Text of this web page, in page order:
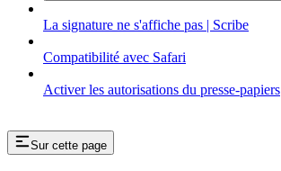
La signature ne s'affiche pas | Scribe
Compatibilité avec Safari
Activer les autorisations du presse-papiers
Sur cette page